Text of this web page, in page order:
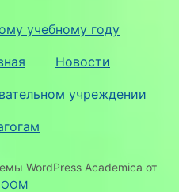
учебному году
Новости
учреждении
WordPress Academica от